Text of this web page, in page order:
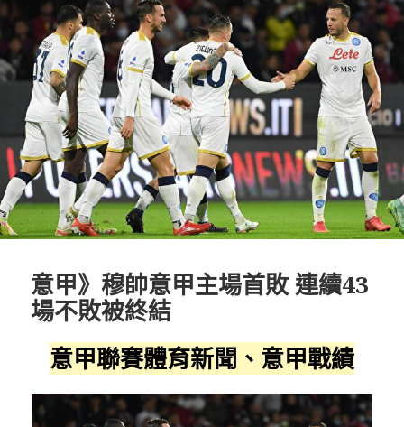
意甲》穆帥意甲主場首敗 連續43
場不敗被終結
意甲聯賽體育新聞、意甲戰績